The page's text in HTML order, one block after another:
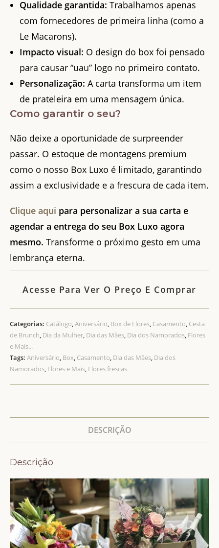
Qualidade garantida: Trabalhamos apenas
com fornecedores de primeira linha (como a
Le Macarons).
Impacto visual: O design do box foi pensado
para causar “uau” logo no primeiro contato.
Personalização: A carta transforma um item
de prateleira em uma mensagem única.
Como garantir o seu?
Não deixe a oportunidade de surpreender
passar. O estoque de montagens premium
como o nosso Box Luxo é limitado, garantindo
assim a exclusividade e a frescura de cada item.
Clique aqui para personalizar a sua carta e
agendar a entrega do seu Box Luxo agora
mesmo. Transforme o próximo gesto em uma
lembrança eterna.
Acesse Para Ver O Preço E Comprar
Categorias: Catálogo,Aniversário, Box de Flores, Casamento, Cesta
de Brunch, Dia da Mulher, Dia das Mães, Dia dos Namorados, Flores
e Mais...
Tags: Aniversário, Box, Casamento, Dia das Mães, Dia dos
Namorados, Flores e Mais, Flores frescas
DESCRIÇÃO
Descrição